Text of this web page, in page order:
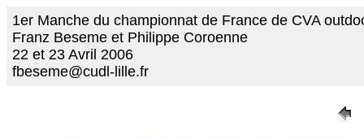
1er Manche du championnat de France de CVA
Franz Beseme et Philippe Coroenne
22 et 23 Avril 2006
fbeseme@cudl-lille.fr